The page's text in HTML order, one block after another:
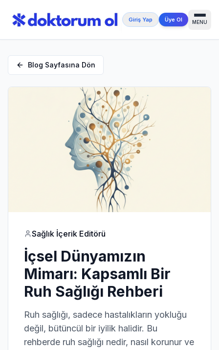
Giriş Yap Üye Ol MENU
Blog Sayfasına Dön
Sağlık İçerik Editörü
İçsel Dünyamızın
Mimarı: Kapsamlı Bir
Ruh Sağlığı Rehberi
Ruh sağlığı, sadece hastalıkların yokluğu
değil, bütüncül bir iyilik halidir. Bu
rehberde ruh sağlığı nedir, nasıl korunur ve